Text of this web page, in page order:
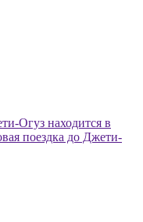
Огуз находится в
поездка до Джети-